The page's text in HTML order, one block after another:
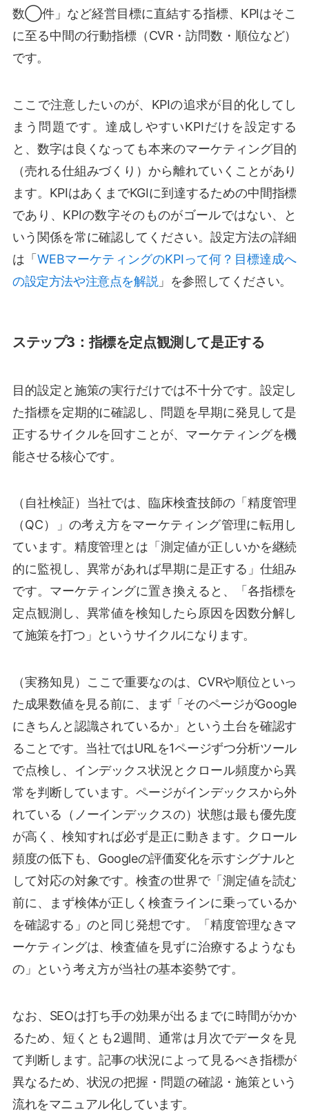
数◯件」など経営目標に直結する指標、KPIはそこ
に至る中間の行動指標（CVR・訪問数・順位など）
です。
ここで注意したいのが、KPIの追求が目的化してし
まう問題です。達成しやすいKPIだけを設定する
と、数字は良くなっても本来のマーケティング目的
（売れる仕組みづくり）から離れていくことがあり
ます。KPIはあくまでKGIに到達するための中間指標
であり、KPIの数字そのものがゴールではない、と
いう関係を常に確認してください。設定方法の詳細
は「WEBマーケティングのKPIって何？目標達成へ
の設定方法や注意点を解説 」を参照してください。
ステップ3：指標を定点観測して是正する
目的設定と施策の実行だけでは不十分です。設定し
た指標を定期的に確認し、問題を早期に発見して是
正するサイクルを回すことが、マーケティングを機
能させる核心です。
（自社検証）当社では、臨床検査技師の「精度管理
（QC）」の考え方をマーケティング管理に転用し
ています。精度管理とは「測定値が正しいかを継続
的に監視し、異常があれば早期に是正する」仕組み
です。マーケティングに置き換えると、「各指標を
定点観測し、異常値を検知したら原因を因数分解し
て施策を打つ」というサイクルになります。
（実務知見）ここで重要なのは、CVRや順位といっ
た成果数値を見る前に、まず「そのページがGoogle
にきちんと認識されているか」という土台を確認す
ることです。当社ではURLを1ページずつ分析ツール
で点検し、インデックス状況とクロール頻度から異
常を判断しています。ページがインデックスから外
れている（ノーインデックスの）状態は最も優先度
が高く、検知すれば必ず是正に動きます。クロール
頻度の低下も、Googleの評価変化を示すシグナルと
して対応の対象です。検査の世界で「測定値を読む
前に、まず検体が正しく検査ラインに乗っているか
を確認する」のと同じ発想です。「精度管理なきマ
ーケティングは、検査値を見ずに治療するようなも
の」という考え方が当社の基本姿勢です。
なお、SEOは打ち手の効果が出るまでに時間がかか
るため、短くとも2週間、通常は月次でデータを見
て判断します。記事の状況によって見るべき指標が
異なるため、状況の把握・問題の確認・施策という
流れをマニュアル化しています。